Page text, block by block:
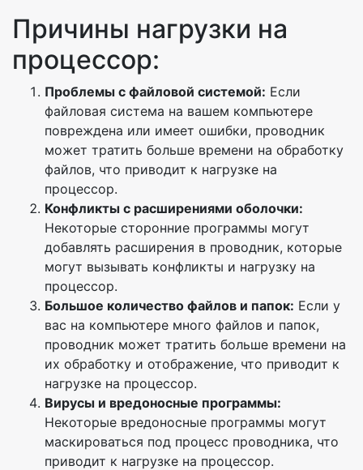
Причины нагрузки на
процессор:
Проблемы с файловой системой: Если
файловая система на вашем компьютере
повреждена или имеет ошибки, проводник
может тратить больше времени на обработку
файлов, что приводит к нагрузке на
процессор.
Конфликты с расширениями оболочки:
Некоторые сторонние программы могут
добавлять расширения в проводник, которые
могут вызывать конфликты и нагрузку на
процессор.
Большое количество файлов и папок: Если у
вас на компьютере много файлов и папок,
проводник может тратить больше времени на
их обработку и отображение, что приводит к
нагрузке на процессор.
Вирусы и вредоносные программы:
Некоторые вредоносные программы могут
маскироваться под процесс проводника, что
приводит к нагрузке на процессор.